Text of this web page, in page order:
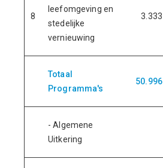
8
leefomgeving en
stedelijke
vernieuwing
3.333
Totaal
Programma's
50.996
- Algemene
Uitkering